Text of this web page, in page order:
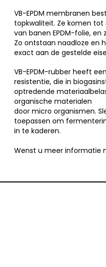
VB-EPDM membranen
topkwaliteit. Ze komen
van banen EPDM-folie, en
Zo ontstaan naadloze en
exact aan de gestelde
VB-EPDM-rubber heeft
resistentie, die in
optredende
organische materialen
door micro organismen.
toepassen om
in te kaderen.
Wenst u meer informatie